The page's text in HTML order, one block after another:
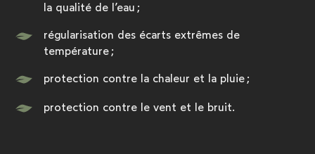
la qualité de l’eau ;
régularisation des écarts extrêmes de
température ;
protection contre la chaleur et la pluie ;
protection contre le vent et le bruit.